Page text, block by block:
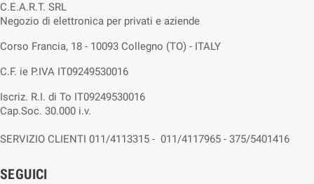
C.E.A.R.T. SRL
Negozio di elettronica per privati e aziende
Corso Francia, 18 - 10093 Collegno (TO) - ITALY
C.F. ie P.IVA IT09249530016
Iscriz. R.I. di To IT09249530016
Cap.Soc. 30.000 i.v.
SERVIZIO CLIENTI 011/4113315 - 011/4117965 - 375/5401416
SEGUICI